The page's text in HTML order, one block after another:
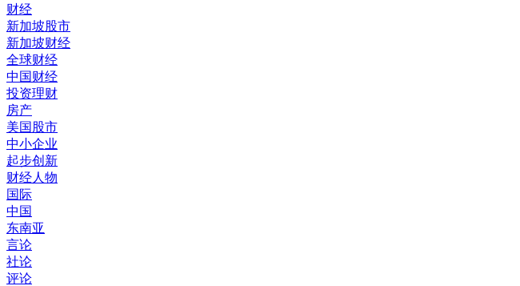
财经
新加坡股市
新加坡财经
全球财经
中国财经
投资理财
房产
美国股市
中小企业
起步创新
财经人物
国际
中国
东南亚
言论
社论
评论